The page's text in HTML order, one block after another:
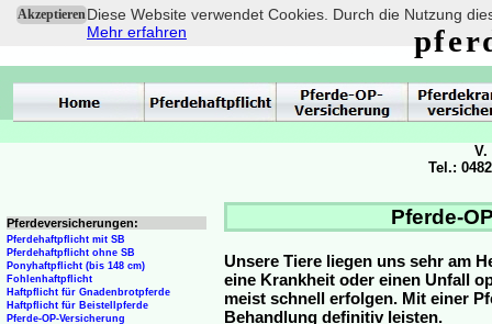
AkzeptierenDiese Website verwendet Cookies. Durch die Nutzung
Mehr erfahren
Pferde-
Unsere Tiere liegen uns sehr am
eine Krankheit oder einen Unfall
meist schnell erfolgen. Mit einer
Behandlung definitiv leisten.
Pferdeversicherungen:
Pferdehaftpflicht mit SB
Pferdehaftpflicht ohne SB
Ponyhaftpflicht (bis 148 cm)
Fohlenhaftpflicht
Haftpflicht für Gnadenbrotpferde
Haftpflicht für Beistellpferde
Pferde-OP-Versicherung
V.
Tel.: